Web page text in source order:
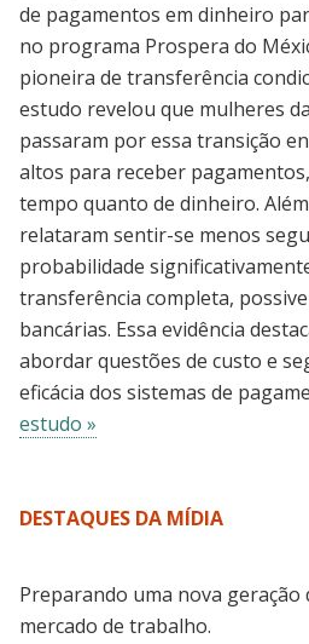
de pagamentos em dinheiro
no programa Prospera do
pioneira de transferência
estudo revelou que mulheres
passaram por essa transição
altos para receber
tempo quanto de dinheiro.
relataram sentir-se menos
probabilidade
transferência completa,
bancárias. Essa evidência
abordar questões de custo e
eficácia dos sistemas de
estudo »
DESTAQUES DA MÍDIA
Preparando uma nova geração
mercado de trabalho.